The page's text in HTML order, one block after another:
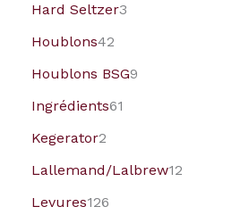
Hard Seltzer3
Houblons42
Houblons BSG9
Ingrédients61
Kegerator2
Lallemand/Lalbrew12
Levures126